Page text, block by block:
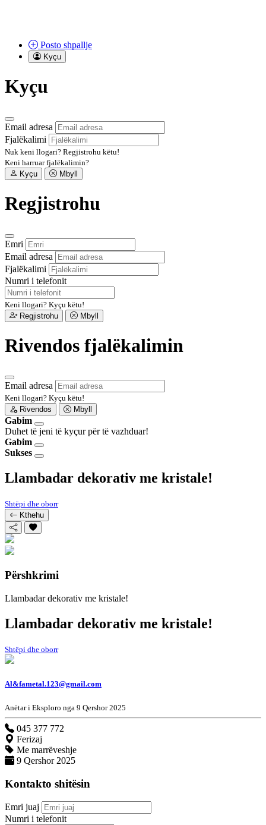
Posto shpallje
Kyçu
Kyçu
Email adresa
Fjalëkalimi
Nuk keni llogari? Regjistrohu këtu!
Keni harruar fjalëkalimin?
Kyçu
Mbyll
Regjistrohu
Emri
Email adresa
Fjalëkalimi
Numri i telefonit
Keni llogari? Kyçu këtu!
Regjistrohu
Mbyll
Rivendos fjalëkalimin
Email adresa
Keni llogari? Kyçu këtu!
Rivendos
Mbyll
Gabim
Duhet të jeni të kyçur për të vazhduar!
Gabim
Sukses
Llambadar dekorativ me kristale!
Shtëpi dhe oborr
Kthehu
Përshkrimi
Llambadar dekorativ me kristale!
Llambadar dekorativ me kristale!
Shtëpi dhe oborr
Al&fametal.123@gmail.com
Anëtar i Eksploro nga 9 Qershor 2025
045 377 772
Ferizaj
Me marrëveshje
9 Qershor 2025
Kontakto shitësin
Emri juaj
Numri i telefonit